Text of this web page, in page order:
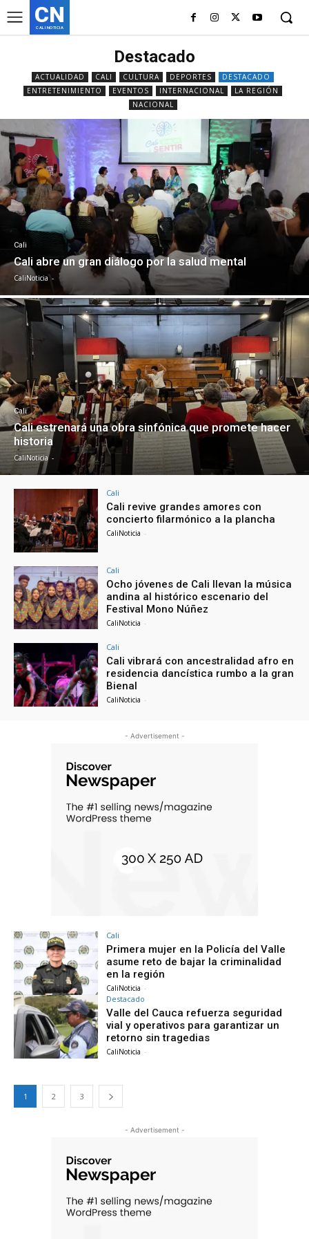
CN
CALI NOTICIA
Destacado
ACTUALIDAD CALI CULTURA DEPORTES
DESTACADO
ENTRETENIMIENTO
EVENTOS INTERNACIONAL
LA REGIÓN
NACIONAL
Cali
Cali abre un gran diálogo por la salud mental
CaliNoticia -
Cali
Cali estrenará una obra sinfónica que promete hacer
historia
CaliNoticia -
Cali
Cali revive grandes amores con
concierto filarmónico a la plancha
CaliNoticia -
Cali
Ocho jóvenes de Cali llevan la música
andina al histórico escenario del
Festival Mono Núñez
CaliNoticia -
Cali
Cali vibrará con ancestralidad afro en
residencia dancística rumbo a la gran
Bienal
CaliNoticia -
- Advertisement -
Cali
Primera mujer en la Policía del Valle
asume reto de bajar la criminalidad
en la región
CaliNoticia -
Destacado
Valle del Cauca refuerza seguridad
vial y operativos para garantizar un
retorno sin tragedias
CaliNoticia -
1 2 3
- Advertisement -